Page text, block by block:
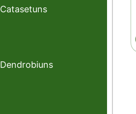
Catasetuns
Dendrobiuns